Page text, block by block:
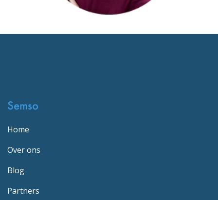
Semso
Home
Over ons
Blog
Partners